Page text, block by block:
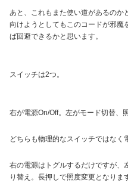
あと、これもまた使い道があるのか
向けようとしてもこのコードが邪魔
ば回避できるかと思います。
スイッチは2つ。
右が電源On/Off。左がモード切替、
どちらも物理的なスイッチではなく
右の電源はトグルするだけですが、
り替え。長押しで照度変更となりま